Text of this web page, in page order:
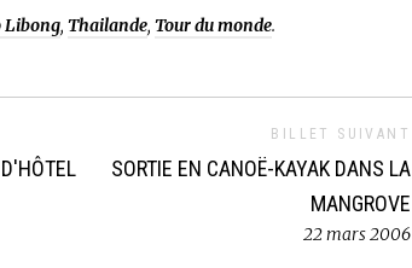
Libong, Thailande, Tour du monde.
BILLET SUIVANT
SORTIE EN CANOË-KAYAK DANS LA
MANGROVE
22 mars 2006